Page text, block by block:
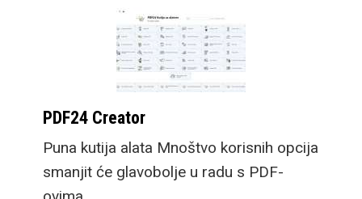
PDF24 Creator
Puna kutija alata Mnoštvo korisnih opcija
smanjit će glavobolje u radu s PDF-